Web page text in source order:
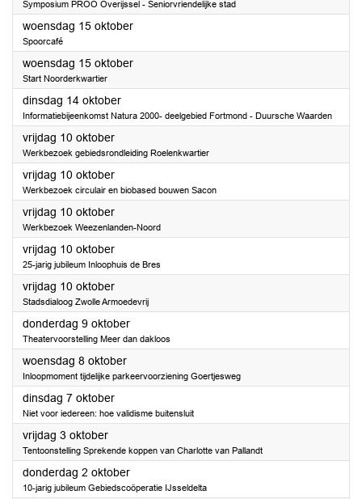
Symposium PROO Overijssel - Seniorvriendelijke stad
woensdag 15 oktober2025
Spoorcafé
woensdag 15 oktober2025
Start Noorderkwartier
dinsdag 14 oktober2025
Informatiebijeenkomst Natura 2000- deelgebied Fortmond - Duursche Waarden
vrijdag 10 oktober2025
Werkbezoek gebiedsrondleiding Roelenkwartier
vrijdag 10 oktober2025
Werkbezoek circulair en biobased bouwen Sacon
vrijdag 10 oktober2025
Werkbezoek Weezenlanden-Noord
vrijdag 10 oktober2025
25-jarig jubileum Inloophuis de Bres
vrijdag 10 oktober2025
Stadsdialoog Zwolle Armoedevrij
donderdag 9 oktober2025
Theatervoorstelling Meer dan dakloos
woensdag 8 oktober2025
Inloopmoment tijdelijke parkeervoorziening Goertjesweg
dinsdag 7 oktober2025
Niet voor iedereen: hoe validisme buitensluit
vrijdag 3 oktober2025
Tentoonstelling Sprekende koppen van Charlotte van Pallandt
donderdag 2 oktober2025
10-jarig jubileum Gebiedscoöperatie IJsseldelta